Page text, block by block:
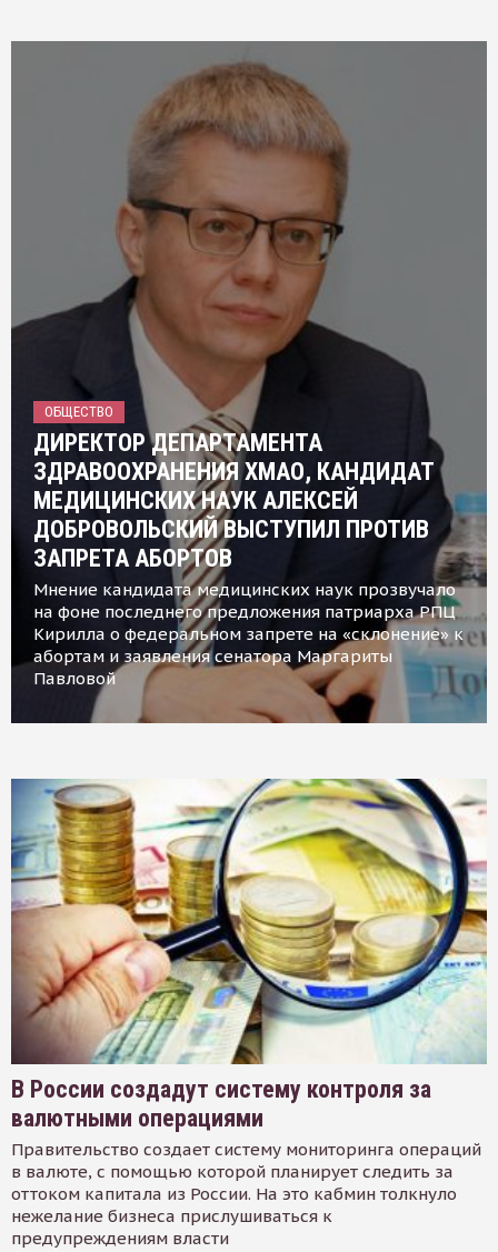
ОБЩЕСТВО
ДИРЕКТОР ДЕПАРТАМЕНТА
ЗДРАВООХРАНЕНИЯ ХМАО, КАНДИДАТ
МЕДИЦИНСКИХ НАУК АЛЕКСЕЙ
ДОБРОВОЛЬСКИЙ ВЫСТУПИЛ ПРОТИВ
ЗАПРЕТА АБОРТОВ
Мнение кандидата медицинских наук прозвучало
на фоне последнего предложения патриарха РПЦ
Кирилла о федеральном запрете на «склонение» к
абортам и заявления сенатора Маргариты
Павловой
В России создадут систему контроля за
валютными операциями
Правительство создает систему мониторинга операций
в валюте, с помощью которой планирует следить за
оттоком капитала из России. На это кабмин толкнуло
нежелание бизнеса прислушиваться к
предупреждениям власти